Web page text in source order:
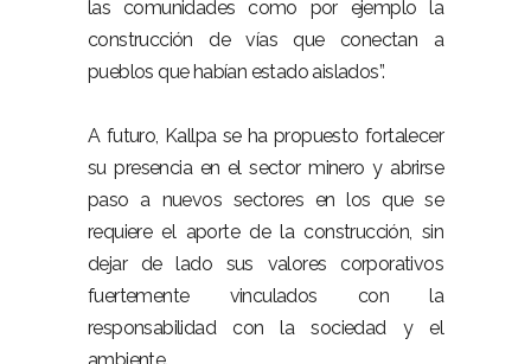
las comunidades como por ejemplo la
construcción de vías que conectan a
pueblos que habían estado aislados”.
A futuro, Kallpa se ha propuesto fortalecer
su presencia en el sector minero y abrirse
paso a nuevos sectores en los que se
requiere el aporte de la construcción, sin
dejar de lado sus valores corporativos
fuertemente vinculados con la
responsabilidad con la sociedad y el